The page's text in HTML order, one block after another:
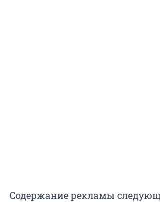
Содержание рекламы